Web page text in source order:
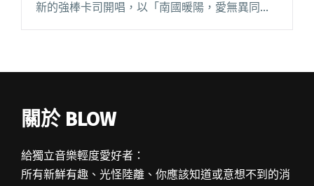
新的強棒卡司開唱，以「南國暖陽，愛無異同」
作為號召，邀請大家在 8/27 到屏東中山公園青少
關於 BLOW
給獨立音樂輕度愛好者：
所有新鮮有趣、光怪陸離、你應該知道或意想不到的消